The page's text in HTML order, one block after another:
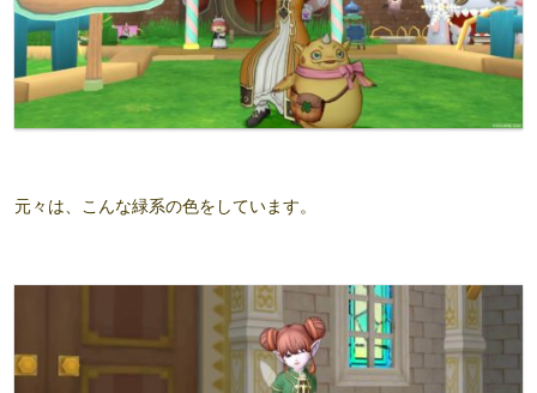
元々は、こんな緑系の色をしています。